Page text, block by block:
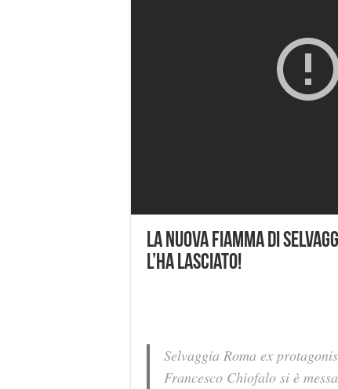
La nuova fiamma di
l’ha lasciato!
Selvaggia Roma ex
Francesco Chiofalo si è